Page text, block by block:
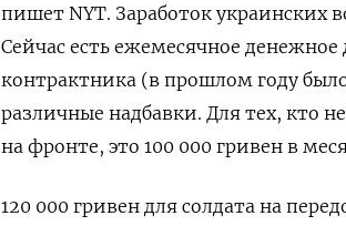
пишет NYT. Заработок украинских
Сейчас есть ежемесячное денежное
контрактника (в прошлом году
различные надбавки. Для тех, кто
на фронте, это 100 000 гривен в
120 000 гривен для солдата на